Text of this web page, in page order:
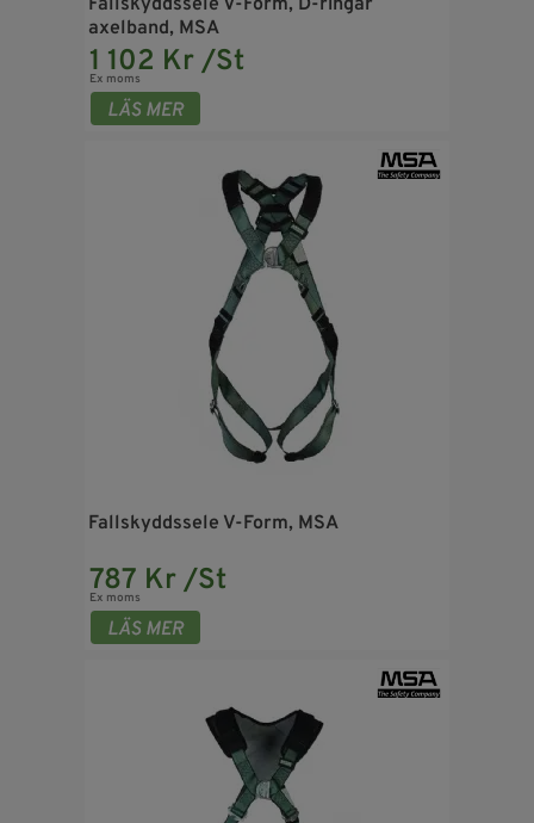
axelband, MSA
1 102 Kr /St
Ex moms
Fallskyddssele V-Form, MSA
787 Kr /St
Ex moms